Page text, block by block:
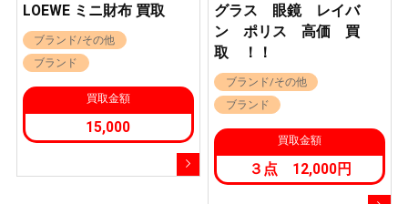
LOEWE ミニ財布 買取
ブランド/その他
ブランド
買取金額
15,000
グラス 眼鏡 レイバ
ン ポリス 高価 買
取 ！！
ブランド/その他
ブランド
買取金額
３点 12,000円